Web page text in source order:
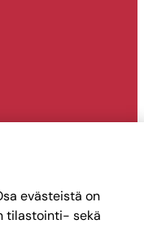
evästeistä on
tilastointi- sekä